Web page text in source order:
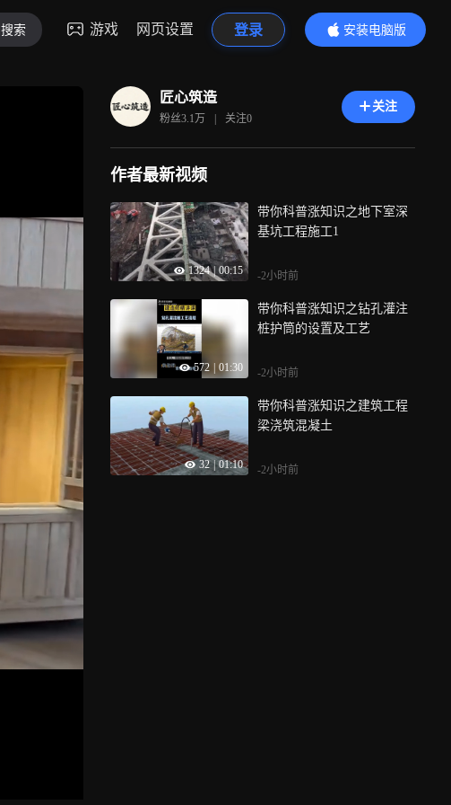
搜索 游戏 网页设置 登录
安装电脑版
内容更精彩
匠心筑造
粉丝3.1万 | 关注0
关注
作者最新视频
1324 | 00:15
带你科普涨知识之地下室深
基坑工程施工1
-2小时前
572 01:30
带你科普涨知识之钻孔灌注
桩护筒的设置及工艺
-2小时前
32 | 01:10
带你科普涨知识之建筑工程
梁浇筑混凝土
-2小时前